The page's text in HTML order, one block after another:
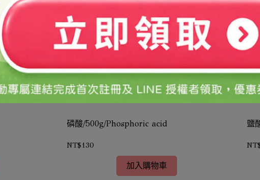
磷酸/500g/Phosphoric acid
NT$130
加入購物車
鹽